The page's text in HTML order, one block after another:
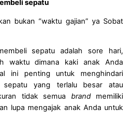
sepatu
bukan “waktu gajian” ya Sobat
sepatu adalah sore hari,
waktu dimana kaki anak Anda
ini penting untuk menghindari
sepatu yang terlalu besar atau
tidak semua brandmemiliki
lupa mengajak anak Anda untuk